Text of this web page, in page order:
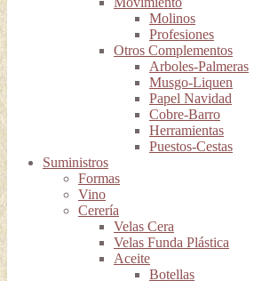
Molinos
Profesiones
Otros Complementos
Arboles-Palmeras
Musgo-Liquen
Papel Navidad
Cobre-Barro
Herramientas
Puestos-Cestas
Suministros
Formas
Vino
Cerería
Velas Cera
Velas Funda Plástica
Aceite
Botellas